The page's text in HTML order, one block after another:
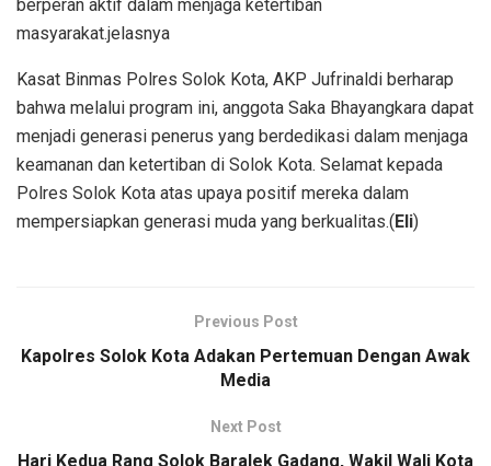
berperan aktif dalam menjaga ketertiban
masyarakat.jelasnya
Kasat Binmas Polres Solok Kota, AKP Jufrinaldi berharap
bahwa melalui program ini, anggota Saka Bhayangkara dapat
menjadi generasi penerus yang berdedikasi dalam menjaga
keamanan dan ketertiban di Solok Kota. Selamat kepada
Polres Solok Kota atas upaya positif mereka dalam
mempersiapkan generasi muda yang berkualitas.(Eli)
Previous Post
Kapolres Solok Kota Adakan Pertemuan Dengan Awak
Media
Next Post
Hari Kedua Rang Solok Baralek Gadang, Wakil Wali Kota